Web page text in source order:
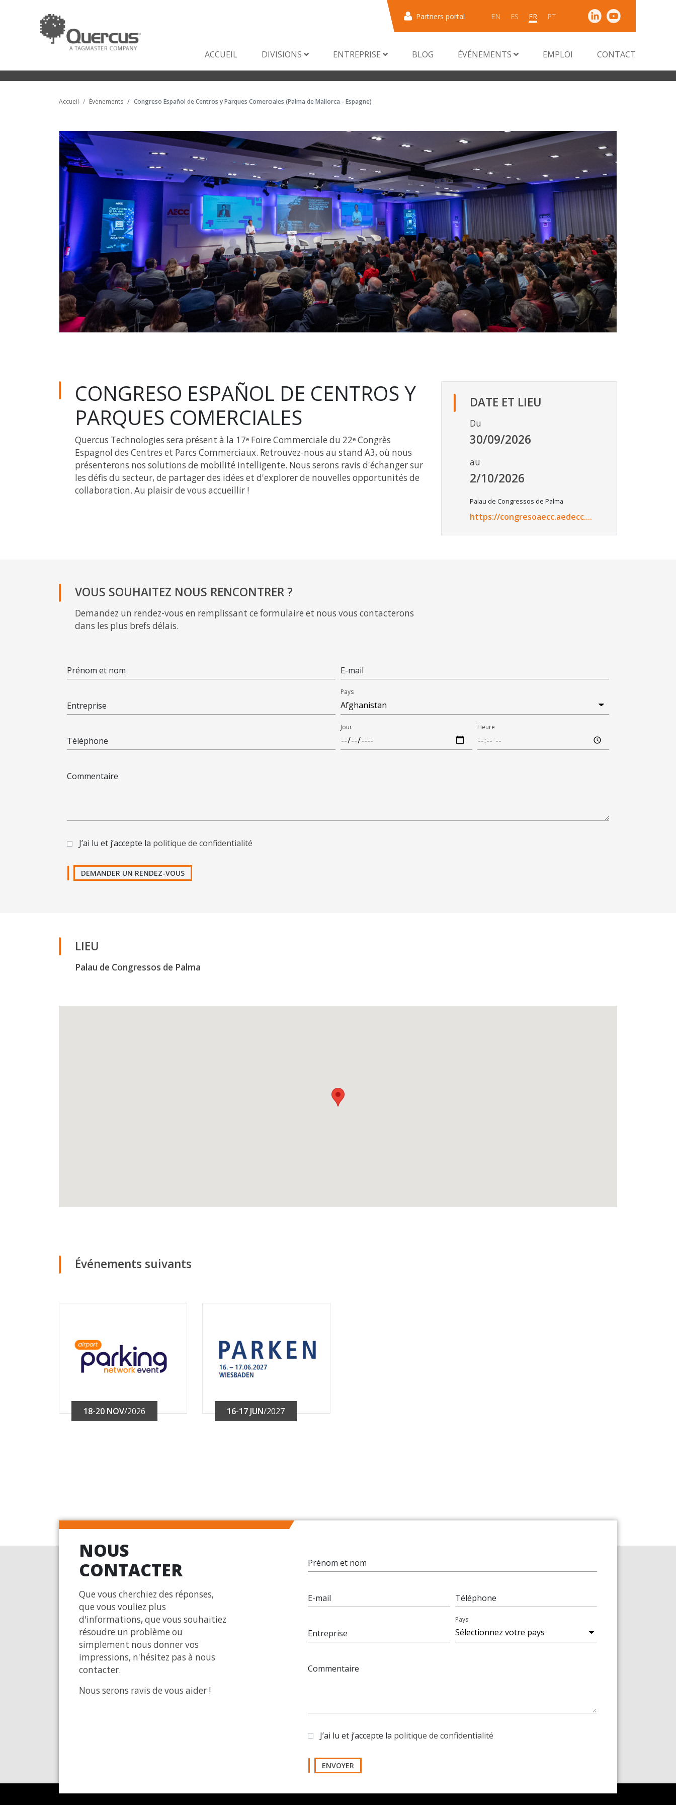
Partners portal EN ES FR PT
ACCUEIL DIVISIONS ENTREPRISE BLOG ÉVÉNEMENTS EMPLOI CONTACT
Accueil Événements Congreso Español de Centros y Parques Comerciales (Palma de Mallorca - Espagne)
CONGRESO ESPAÑOL DE CENTROS Y
PARQUES COMERCIALES
Quercus Technologies sera présent à la 17ᵉ Foire Commerciale du 22ᵉ Congrès
Espagnol des Centres et Parcs Commerciaux. Retrouvez-nous au stand A3, où nous
présenterons nos solutions de mobilité intelligente. Nous serons ravis d'échanger sur
les défis du secteur, de partager des idées et d'explorer de nouvelles opportunités de
collaboration. Au plaisir de vous accueillir !
DATE ET LIEU
Du
30/09/2026
au
2/10/2026
Palau de Congressos de Palma
https://congresoaecc.aedecc....
VOUS SOUHAITEZ NOUS RENCONTRER ?
Demandez un rendez-vous en remplissant ce formulaire et nous vous contacterons
dans les plus brefs délais.
Prénom et nom E-mail
Entreprise
Pays
Téléphone
Jour Heure
Commentaire
J’ai lu et j’accepte la politique de confidentialité
DEMANDER UN RENDEZ-VOUS
LIEU
Palau de Congressos de Palma
Événements suivants
18-20 NOV/2026 16-17 JUN/2027
NOUS
CONTACTER
Que vous cherchiez des réponses,
que vous vouliez plus
d'informations, que vous souhaitiez
résoudre un problème ou
simplement nous donner vos
impressions, n'hésitez pas à nous
contacter.
Nous serons ravis de vous aider !
Prénom et nom
E-mail Téléphone
Entreprise
Pays
Commentaire
J’ai lu et j’accepte la politique de confidentialité
ENVOYER